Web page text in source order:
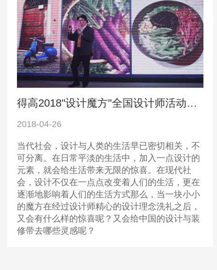
得高2018"设计魔方"全国设计师活动完美启动
2018-04-26
当代社会，设计与人类的生活早已密切相关，不
可分离。在日常平淡的生活中，加入一点设计的
元素，就会给生活带来无限的惊喜。在现代社
会，设计不仅在一点点改变着人们的生活，更在
逐渐地影响着人们的生活方式那么，当一块小小
的魔方在经过设计师精心的设计理念洗礼之后，
又会有什么样的惊喜呢？又会给中国的设计与装
修带去哪些灵感呢？